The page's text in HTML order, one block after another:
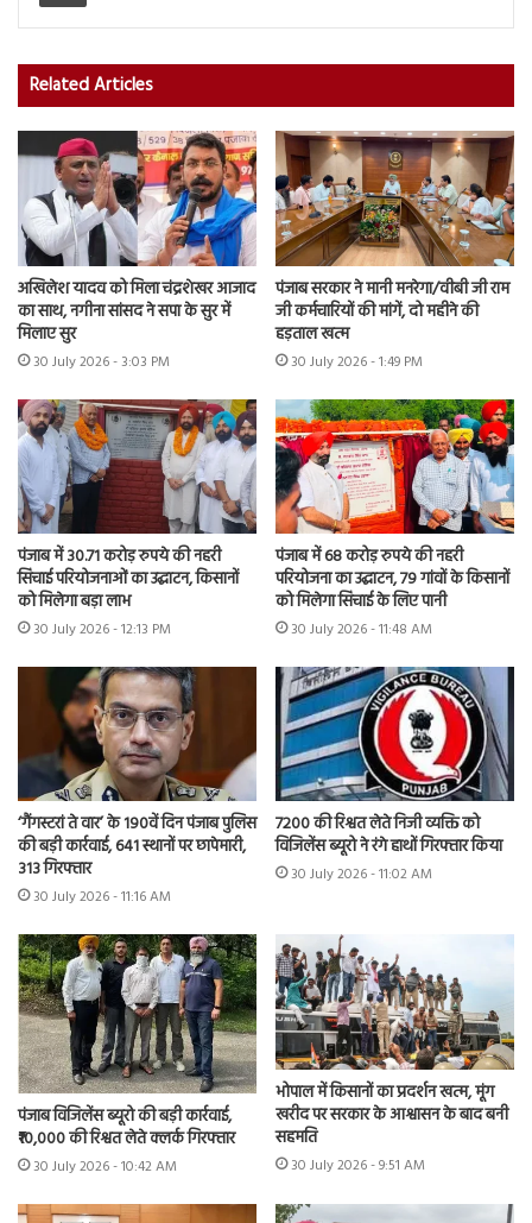
Related Articles
अखिलेश यादव को मिला चंद्रशेखर आजाद
का साथ, नगीना सांसद ने सपा के सुर में
मिलाए सुर
30 July 2026 - 3:03 PM
पंजाब सरकार ने मानी मनरेगा/वीबी जी राम
जी कर्मचारियों की मांगें, दो महीने की
हड़ताल खत्म
30 July 2026 - 1:49 PM
पंजाब में 30.71 करोड़ रुपये की नहरी
सिंचाई परियोजनाओं का उद्घाटन, किसानों
को मिलेगा बड़ा लाभ
30 July 2026 - 12:13 PM
पंजाब में 68 करोड़ रुपये की नहरी
परियोजना का उद्घाटन, 79 गांवों के किसानों
को मिलेगा सिंचाई के लिए पानी
30 July 2026 - 11:48 AM
‘गैंगस्टरां ते वार’ के 190वें दिन पंजाब पुलिस
की बड़ी कार्रवाई, 641 स्थानों पर छापेमारी,
313 गिरफ्तार
30 July 2026 - 11:16 AM
7200 की रिश्वत लेते निजी व्यक्ति को
विजिलेंस ब्यूरो ने रंगे हाथों गिरफ्तार किया
30 July 2026 - 11:02 AM
पंजाब विजिलेंस ब्यूरो की बड़ी कार्रवाई,
₹10,000 की रिश्वत लेते क्लर्क गिरफ्तार
30 July 2026 - 10:42 AM
भोपाल में किसानों का प्रदर्शन खत्म, मूंग
खरीद पर सरकार के आश्वासन के बाद बनी
सहमति
30 July 2026 - 9:51 AM